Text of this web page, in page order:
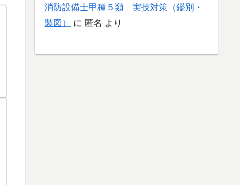
消防設備士甲種５類 実技対策（鑑別・
製図）
に 匿名 より